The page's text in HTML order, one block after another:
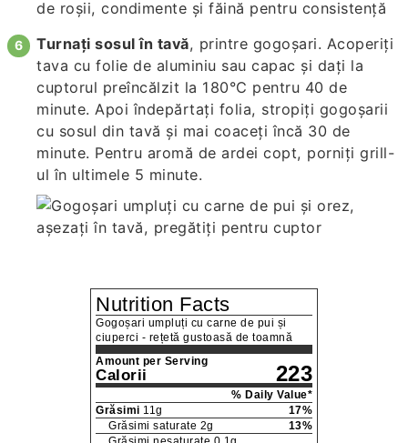
Turnați sosul în tavă, printre gogoșari. Acoperiți
tava cu folie de aluminiu sau capac și dați la
cuptorul preîncălzit la 180°C pentru 40 de
minute. Apoi îndepărtați folia, stropiți gogoșarii
cu sosul din tavă și mai coaceți încă 30 de
minute. Pentru aromă de ardei copt, porniți grill-
ul în ultimele 5 minute.
Nutrition Facts
Gogoșari umpluți cu carne de pui și
ciuperci - rețetă gustoasă de toamnă
Amount per Serving
Calorii 223
% Daily Value*
Grăsimi 11g 17%
Grăsimi saturate 2g 13%